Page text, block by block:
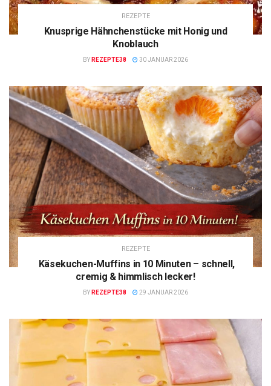
REZEPTE
Knusprige Hähnchenstücke mit Honig und
Knoblauch
BY REZEPTE38 30 JANUAR 2026
REZEPTE
Käsekuchen-Muffins in 10 Minuten – schnell,
cremig & himmlisch lecker!
BY REZEPTE38 29 JANUAR 2026